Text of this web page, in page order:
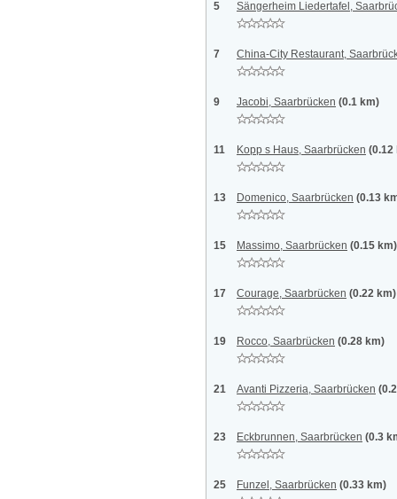
5 Sängerheim Liedertafel,
7 China-City Restaurant,
9 Jacobi, Saarbrücken (0.1 km)
11 Kopp s Haus, Saarbrücken (0.12
13 Domenico, Saarbrücken (0.13
15 Massimo, Saarbrücken (0.15 km)
17 Courage, Saarbrücken (0.22 km)
19 Rocco, Saarbrücken (0.28 km)
21 Avanti Pizzeria, Saarbrücken
23 Eckbrunnen, Saarbrücken (0.3
25 Funzel, Saarbrücken (0.33 km)